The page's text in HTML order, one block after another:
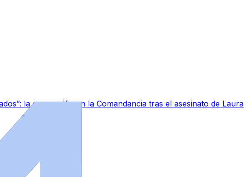
la conmoción en la Comandancia tras el asesinato de Laura